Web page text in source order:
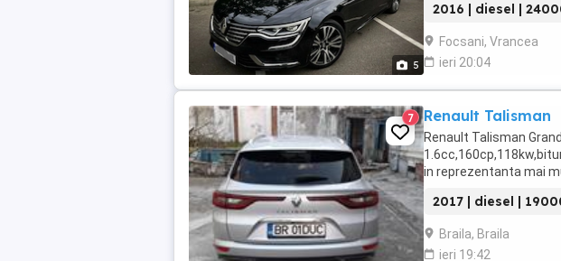
5
2016 | diesel |
Focsani, Vrancea
ieri 20:04
7 Renault Talisman
Renault Talisman
in reprezentanta mai
2017 | diesel |
Braila, Braila
ieri 19:42